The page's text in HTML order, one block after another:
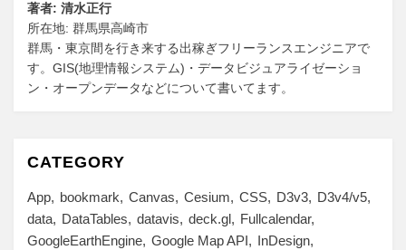
著者: 清水正行
所在地: 群馬県高崎市
群馬・東京間を行き来する出稼ぎフリーランスエンジニアで
す。GIS(地理情報システム)・データビジュアライゼーショ
ン・オープンデータなどについて書いてます。
CATEGORY
App bookmark Canvas Cesium CSS D3v3
D3v4/v5
data
DataTables datavis deck.gl
Fullcalendar
GoogleEarthEngine Google Map API
InDesign